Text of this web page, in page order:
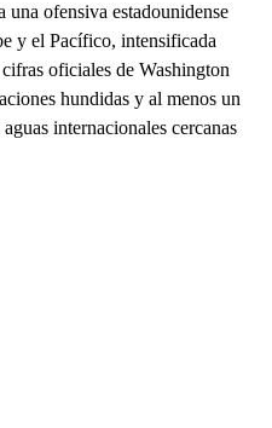
ofensiva estadounidense
y el Pacífico, intensificada
oficiales de Washington
hundidas y al menos un
internacionales cercanas